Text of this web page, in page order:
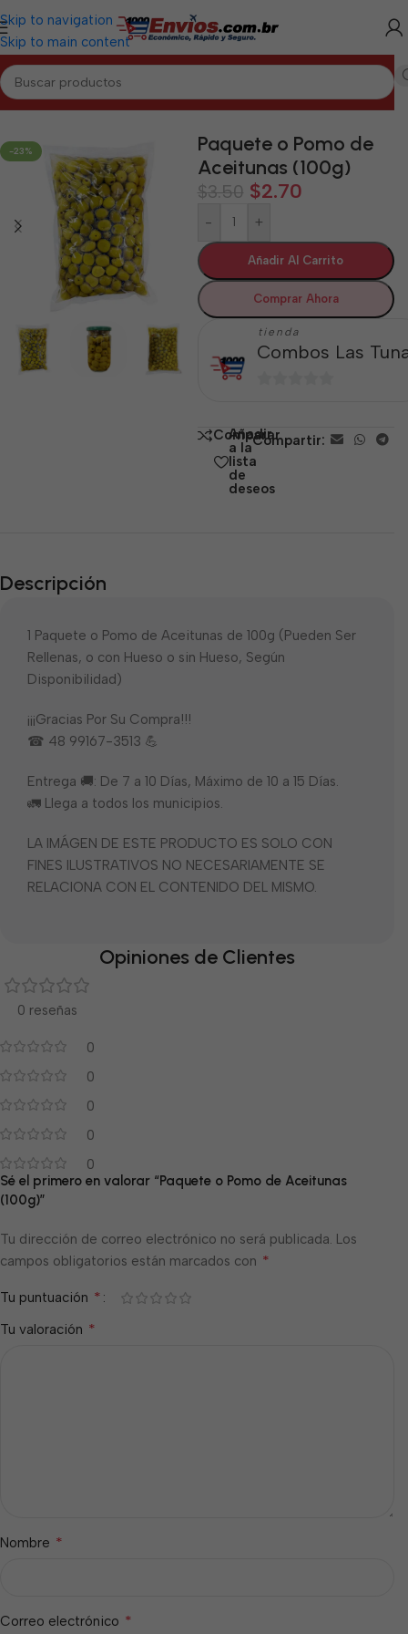
Skip to navigation
Skip to main content
Inicio/LAS TUNAS/Alimentos Varios Las Tunas
-23%
Paquete o Pomo de
Aceitunas (100g)
$3.50 $2.70
- +
Añadir Al Carrito
Comprar Ahora
tienda
Combos Las
5
Comparar
Añadir
a la
lista
de
deseos
Compartir:
Descripción
1 Paquete o Pomo de Aceitunas de 100g (Pueden Ser
Rellenas, o con Hueso o sin Hueso, Según
Disponibilidad)
¡¡¡Gracias Por Su Compra!!!
☎ 48 99167-3513 💪
Entrega 🚚: De 7 a 10 Días, Máximo de 10 a 15 Días.
🚛 Llega a todos los municipios.
LA IMÁGEN DE ESTE PRODUCTO ES SOLO CON
FINES ILUSTRATIVOS NO NECESARIAMENTE SE
RELACIONA CON EL CONTENIDO DEL MISMO.
Opiniones de Clientes
0 reseñas
0
0
0
0
0
Sé el primero en valorar “Paquete o Pomo de Aceitunas
(100g)”
Tu dirección de correo electrónico no será publicada. Los
campos obligatorios están marcados con *
Tu puntuación *
Tu valoración *
Nombre *
Correo electrónico *